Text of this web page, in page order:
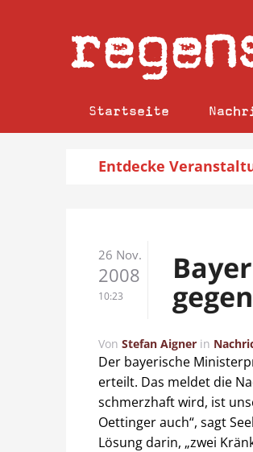
Startseite
Entdecke
26 Nov.
2008
10:23
Von Stefan Aigner in
Der bayerische
erteilt. Das meldet die
schmerzhaft wird, ist
Oettinger auch“, sagt
Lösung darin, „zwei